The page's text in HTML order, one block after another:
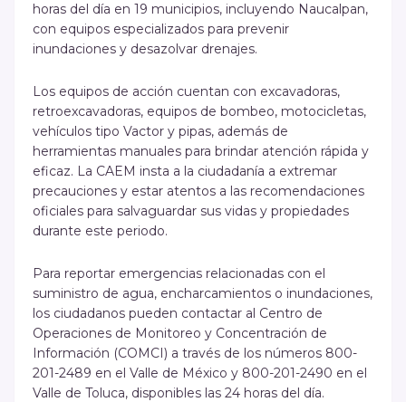
horas del día en 19 municipios, incluyendo Naucalpan,
con equipos especializados para prevenir
inundaciones y desazolvar drenajes.
Los equipos de acción cuentan con excavadoras,
retroexcavadoras, equipos de bombeo, motocicletas,
vehículos tipo Vactor y pipas, además de
herramientas manuales para brindar atención rápida y
eficaz. La CAEM insta a la ciudadanía a extremar
precauciones y estar atentos a las recomendaciones
oficiales para salvaguardar sus vidas y propiedades
durante este periodo.
Para reportar emergencias relacionadas con el
suministro de agua, encharcamientos o inundaciones,
los ciudadanos pueden contactar al Centro de
Operaciones de Monitoreo y Concentración de
Información (COMCI) a través de los números 800-
201-2489 en el Valle de México y 800-201-2490 en el
Valle de Toluca, disponibles las 24 horas del día.